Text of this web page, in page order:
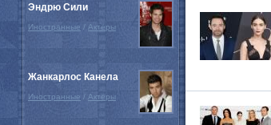
Эндрю Сили
Иностранные / Актёры
Жанкарлос Канела
Иностранные / Актёры